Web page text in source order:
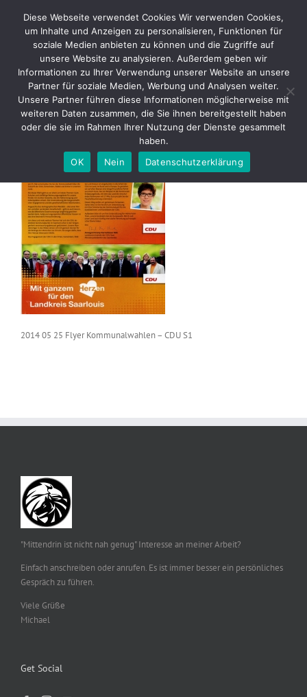
content
2014 05 25 Flyer
Kommunalwahlen – CDU S1
2014 05 25 Flyer Kommunalwahlen – CDU S1
"Mittendrin ist nicht nah genug" Interesse an meiner Arbeit?
Einfach anschreiben oder anrufen. Es ist immer besser ein persönliches
Gespräch zu führen.
Viele Grüße
Michael
Get Social
Diese Webseite verwendet Cookies Wir verwenden Cookies,
um Inhalte und Anzeigen zu personalisieren, Funktionen für
soziale Medien anbieten zu können und die Zugriffe auf
unsere Website zu analysieren. Außerdem geben wir
Informationen zu Ihrer Verwendung unserer Website an unsere
Partner für soziale Medien, Werbung und Analysen weiter.
Unsere Partner führen diese Informationen möglicherweise mit
weiteren Daten zusammen, die Sie ihnen bereitgestellt haben
oder die sie im Rahmen Ihrer Nutzung der Dienste gesammelt
haben.
OK
Nein Datenschutzerklärung